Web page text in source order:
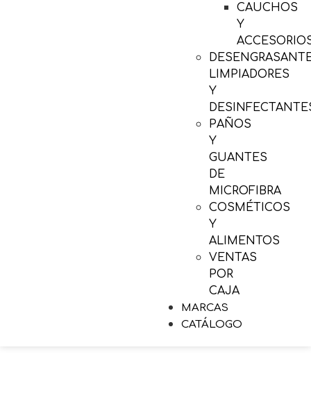
CAUCHOS
Y
LIMPIADORES
Y
PAÑOS
Y
GUANTES
DE
MICROFIBRA
COSMÉTICOS
Y
ALIMENTOS
VENTAS
POR
CAJA
MARCAS
CATÁLOGO